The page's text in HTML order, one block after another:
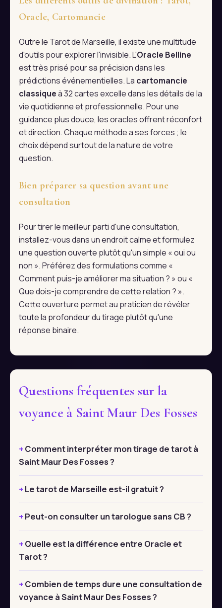
Oracle, Cartomancie
Outre le Tarot de Marseille, il existe une multitude
d'outils pour explorer l'invisible. L'Oracle Belline
est très prisé pour sa précision dans les
prédictions événementielles. La cartomancie
classiqueà 32 cartes excelle dans les détails de la
vie quotidienne et professionnelle. Pour une
guidance plus douce, les oracles offrent réconfort
et direction. Chaque méthode a ses forces ; le
choix dépend surtout de la nature de votre
question.
Bien préparer sa question avant une
consultation
Pour tirer le meilleur parti d'une consultation,
installez-vous dans un endroit calme et formulez
une question ouverte plutôt qu'un simple « oui ou
non ». Préférez des formulations comme «
Comment puis-je améliorer ma situation ? » ou «
Que dois-je comprendre de cette relation ? ».
Cette ouverture permet au praticien de révéler
toute la profondeur du tirage plutôt qu'une
réponse binaire.
Questions fréquentes sur la
voyance à Saint Maur Des Fosses
Comment interpréter mon tirage de tarot à
Saint Maur Des Fosses ?
Le tarot de Marseille est-il gratuit ?
Peut-on consulter un tarologue sans CB ?
Quelle est la différence entre Oracle et
Tarot ?
Combien de temps dure une consultation de
voyance à Saint Maur Des Fosses ?